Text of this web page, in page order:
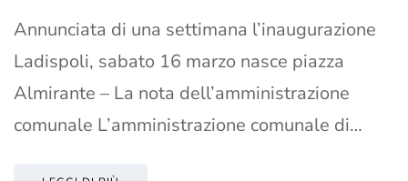
Annunciata di una settimana l’inaugurazione
Ladispoli, sabato 16 marzo nasce piazza
Almirante – La nota dell’amministrazione
comunale L’amministrazione comunale di…